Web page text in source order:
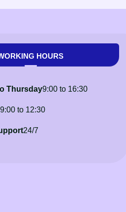
HOURS
Thursday9:00 to 16:30
9:00 to 12:30
24/7